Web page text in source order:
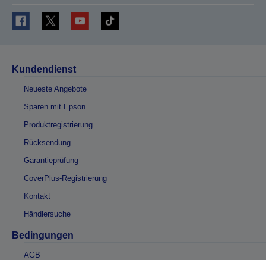
Kundendienst
Neueste Angebote
Sparen mit Epson
Produktregistrierung
Rücksendung
Garantieprüfung
CoverPlus-Registrierung
Kontakt
Händlersuche
Bedingungen
AGB